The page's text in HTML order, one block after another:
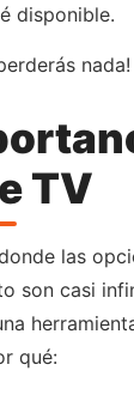
disponible.
nada!
TV
las
son casi
qué: